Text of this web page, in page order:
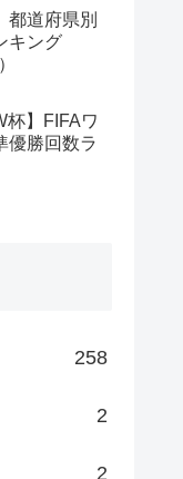
都道府県別
キング
杯】FIFAワ
優勝回数ラ
258
2
2